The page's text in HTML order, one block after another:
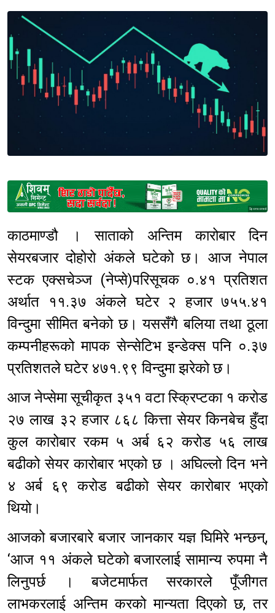
Sponsored
काठमाण्डौ । साताको अन्तिम कारोबार दिन
सेयरबजार दोहोरो अंकले घटेको छ। आज नेपाल
स्टक एक्सचेञ्ज (नेप्से)परिसूचक ०.४१ प्रतिशत
अर्थात ११.३७ अंकले घटेर २ हजार ७५५.४१
विन्दुमा सीमित बनेको छ। यससँगै बलिया तथा ठूला
कम्पनीहरूको मापक सेन्सेटिभ इन्डेक्स पनि ०.३७
प्रतिशतले घटेर ४७१.९९ विन्दुमा झरेको छ।
आज नेप्सेमा सूचीकृत ३५१ वटा स्क्रिप्टका १ करोड
२७ लाख ३२ हजार ८६८ कित्ता सेयर किनबेच हुँदा
कुल कारोबार रकम ५ अर्ब ६२ करोड ५६ लाख
बढीको सेयर कारोबार भएको छ । अघिल्लो दिन भने
४ अर्ब ६९ करोड बढीको सेयर कारोबार भएको
थियो।
आजको बजारबारे बजार जानकार यज्ञ घिमिरे भन्छन्,
‘आज ११ अंकले घटेको बजारलाई सामान्य रुपमा नै
लिनुपर्छ । बजेटमार्फत सरकारले पूँजीगत
लाभकरलाई अन्तिम करको मान्यता दिएको छ, तर